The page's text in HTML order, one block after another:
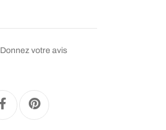
Donnez votre avis